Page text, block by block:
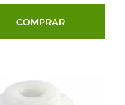
COMPRAR